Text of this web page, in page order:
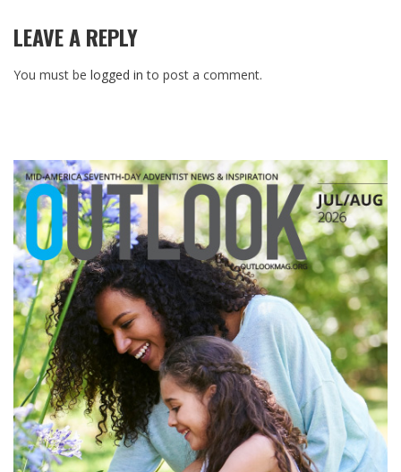
LEAVE A REPLY
You must be logged in to post a comment.